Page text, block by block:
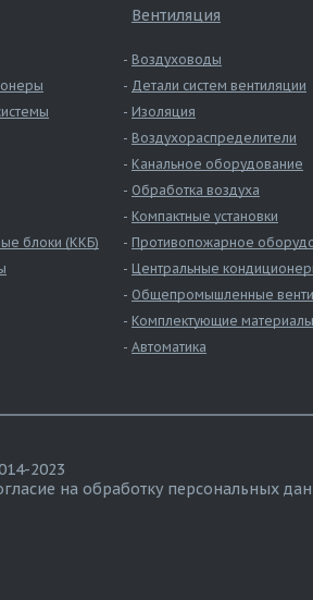
блоки (ККБ)
Вентиляция
Воздуховоды
Детали систем вентиляции
Изоляция
Воздухораспределители
Канальное оборудование
Обработка воздуха
Компактные установки
Противопожарное
Центральные
Общепромышленные
Комплектующие материалы
Автоматика
2023
на обработку персональных